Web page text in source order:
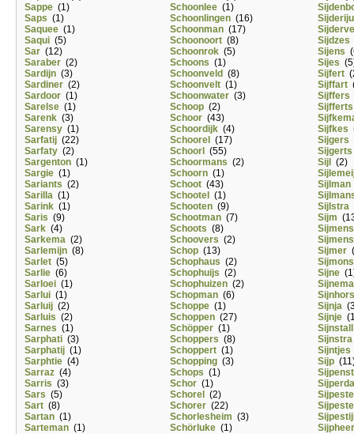
Sappe (1)
Saps (1)
Saquee (1)
Saqui (5)
Sar (12)
Saraber (2)
Sardijn (3)
Sardiner (2)
Sardoor (1)
Sarelse (1)
Sarenk (3)
Sarensy (1)
Sarfatij (22)
Sarfaty (2)
Sargenton (1)
Sargie (1)
Sariants (2)
Sarilla (1)
Sarink (1)
Saris (9)
Sark (4)
Sarkema (2)
Sarlemijn (8)
Sarlet (5)
Sarlie (6)
Sarloei (1)
Sarlui (1)
Sarluij (2)
Sarluis (2)
Sarnes (1)
Sarphati (3)
Sarphatij (1)
Sarphtie (4)
Sarraz (4)
Sarris (3)
Sars (5)
Sart (8)
Sartan (1)
Sarteman (1)
Schoonlee (1)
Schoonlingen (16)
Schoonman (17)
Schoonoort (8)
Schoonrok (5)
Schoons (1)
Schoonveld (8)
Schoonvelt (1)
Schoonwater (3)
Schoop (2)
Schoor (43)
Schoordijk (4)
Schoorel
(17)
Schoorl
(55)
Schoormans (2)
Schoorn (1)
Schoot (43)
Schootel
(1)
Schooten (9)
Schootman (7)
Schoots (8)
Schoovers (2)
Schop (13)
Schophaus (2)
Schophuijs (2)
Schophuizen (2)
Schopman (6)
Schoppe (1)
Schoppen (27)
Schöpper (1)
Schoppers (8)
Schoppert (1)
Schopping (3)
Schops (1)
Schor (1)
Schorel
(2)
Schorer (22)
Schorlesheim (3)
Schörluke (1)
Sijdzes
Sijens
Sijes
Sijfert
Sijffart
Sijffers
Sijfferts
Sijfkes
Sijgers
Sijgerts
Sijl
(2)
Sijlman
Sijlstra
Sijm
Sijmens
Sijmer
Sijmons
Sijne
Sijnema
Sijnja
Sijnje
Sijnstall
Sijnstra
Sijntjes
Sijp
Sijperda
Sijpheer